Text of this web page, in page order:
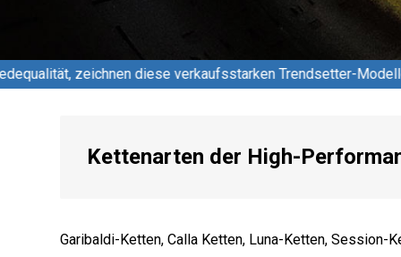
Trendsetter-Modelle aus. Wir
Kettenarten der High-
Garibaldi-Ketten, Calla Ketten, Luna-Ketten, Session-